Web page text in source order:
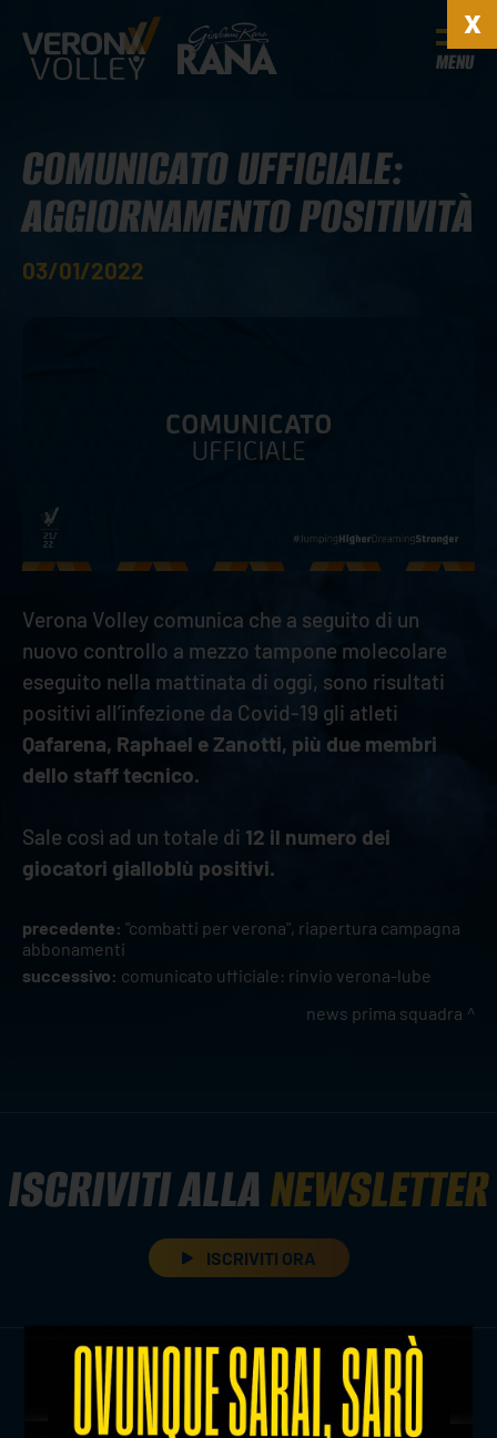
MENU
COMUNICATO UFFICIALE:
AGGIORNAMENTO POSITIVITÀ
03/01/2022
Verona Volley comunica che a seguito di un
nuovo controllo a mezzo tampone molecolare
eseguito nella mattinata di oggi, sono risultati
positivi all’infezione da Covid-19 gli atleti
Qafarena, Raphael e Zanotti, più due membri
dello staff tecnico.
Sale così ad un totale di 12 il numero dei
giocatori gialloblù positivi.
precedente: "combatti per verona", riapertura campagna
abbonamenti
successivo: comunicato ufficiale: rinvio verona-lube
news prima squadra
ISCRIVITI ALLANEWSLETTER
ISCRIVITI ORA